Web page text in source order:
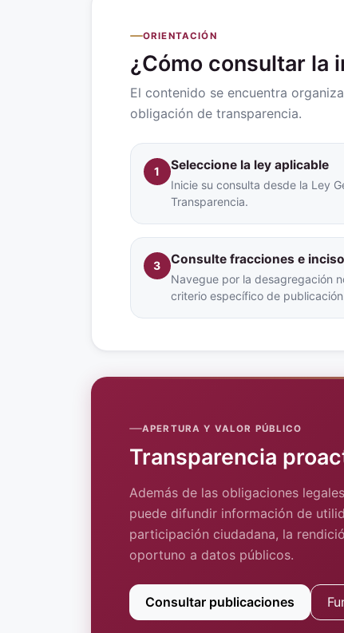
ORIENTACIÓN
¿Cómo consultar la
El contenido se encuentra
obligación de transparencia.
1 Seleccione la ley aplicable
Inicie su consulta desde la Ley
Transparencia.
3 Consulte fracciones e
Navegue por la desagregación
criterio específico de
APERTURA Y VALOR PÚBLICO
Transparencia
Además de las obligaciones
puede difundir información de
participación ciudadana, la
oportuno a datos públicos.
Consultar publicaciones